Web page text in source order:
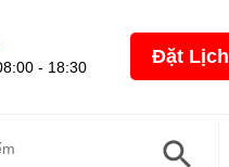
Đặt Lịch
- 18:30